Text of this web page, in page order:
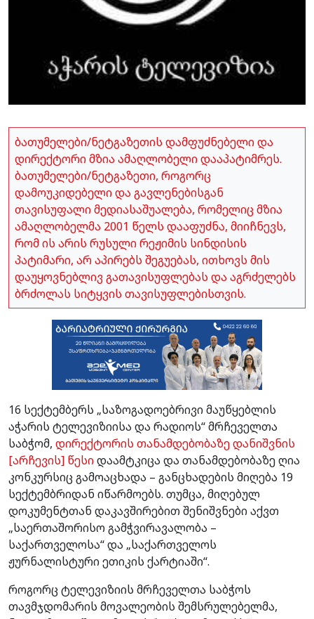
ბათუმელები/ნეტგაზეთის დამფუძნებელი და
დირექტორი მზია ამაღლობელი დააპატიმრეს.
ბათუმელები/ნეტგაზეთი, როგორც
დამოუკიდებელი და გავლენებისგან
თავისუფალი მედიასაშუალება, რომელიც მზია
ამაღლობელმა 2001 წელს დააფუძნა, მიიჩნევს,
რომ ის არის რუსული რეჟიმის სინდისის
პატიმარი, არ აპირებს შეგუებას, ითხოვს მის
დაუყოვნებლივ გათავისუფლებას და აგრძელებს
ბრძოლას სიტყვის თავისუფლებისთვის.
16 სექტემბერს „საზოგადოებრივი მაუწყებლის
აჭარის ტელევიზიისა და რადიოს“ მრჩეველთა
საბჭომ, დირექტორის თანამდებობაზე დანიშვნის
[არჩევის] წესიდაამტკიცა და თანამდებობაზე ღია
კონკურსიც გამოაცხადა – განცხადების მიღება 19
სექტემბრიდან იწარმოებს. თუმცა, მიღებულ
დოკუმენტთან დაკავშირებით შენიშვნები აქვთ
„საერთაშორისო გამჭვირავალობა –
საქართველოსა“ და „საქართველოს
ჟურნალისტური ეთიკის ქარტიაში“.
როგორც ტელევიზიის მრჩეველთა საბჭოს
თავმჯდომარის მოვალეობის შემსრულებელმა,